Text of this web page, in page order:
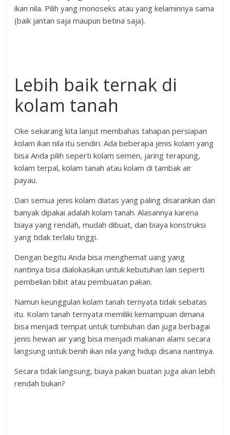
ikan nila. Pilih yang monoseks atau yang kelaminnya sama
(baik jantan saja maupun betina saja).
Lebih baik ternak di
kolam tanah
Oke sekarang kita lanjut membahas tahapan persiapan
kolam ikan nila itu sendiri. Ada beberapa jenis kolam yang
bisa Anda pilih seperti kolam semen, jaring terapung,
kolam terpal, kolam tanah atau kolam di tambak air
payau.
Dari semua jenis kolam diatas yang paling disarankan dan
banyak dipakai adalah kolam tanah. Alasannya karena
biaya yang rendah, mudah dibuat, dan biaya konstruksi
yang tidak terlalu tinggi.
Dengan begitu Anda bisa menghemat uang yang
nantinya bisa dialokasikan untuk kebutuhan lain seperti
pembelian bibit atau pembuatan pakan.
Namun keunggulan kolam tanah ternyata tidak sebatas
itu. Kolam tanah ternyata memiliki kemampuan dimana
bisa menjadi tempat untuk tumbuhan dan juga berbagai
jenis hewan air yang bisa menjadi makanan alami secara
langsung untuk benih ikan nila yang hidup disana nantinya.
Secara tidak langsung, biaya pakan buatan juga akan lebih
rendah bukan?